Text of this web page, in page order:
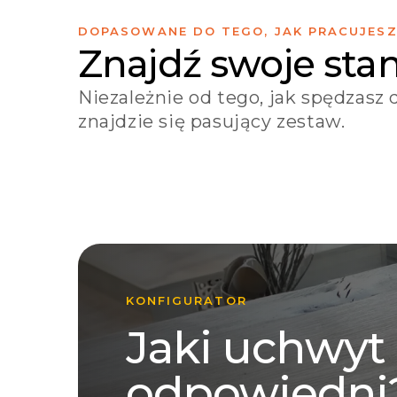
DOPASOWANE DO TEGO, JAK PRACUJESZ
Znajdź swoje
Niezależnie od tego, jak spędzasz
znajdzie się pasujący zestaw.
PRACA ZDALNA
Lepsza postawa,
→
KONFIGURATOR
Jaki uchwyt